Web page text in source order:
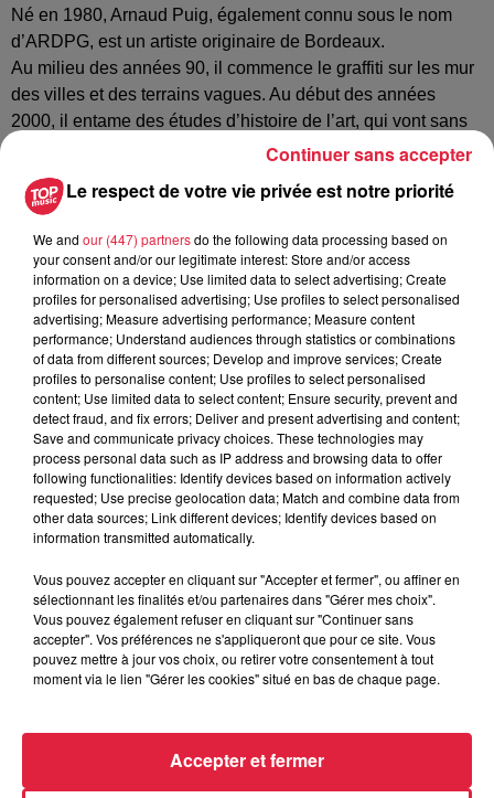
Né en 1980, Arnaud Puig, également connu sous le nom
d’ARDPG, est un artiste originaire de Bordeaux.
Au milieu des années 90, il commence le graffiti sur les mur
des villes et des terrains vagues. Au début des années
2000, il entame des études d’histoire de l’art, qui vont sans
cesse nourrir sa pratique et son amour pour l’art.
Son univers artistique est toujours ancré dans cette histoire
de l’art. ARDPG cherche toujours, avec ses mots et ses
montrer que ce que nous regardons n’est qu’une partie de la
création et c’est à nous de chercher plus loin pour obtenir
des réponses artistiques.
ARDPG expose aujourd’hui dans des galeries et musées en
France et à l’étranger. ARDPG est également connu pour
parodier avec humour les messages de sécurité et de
savoir-vivre affichés par la RATP dans le métro parisien.
Quelques oeuvres de l’exposition
Le respect de votre vie privée est notre priorité
We and our (447) partnersdo the following data processing based on
your consent and/or our legitimate interest: Store and/or access
information on a device; Use limited data to select advertising; Create
profiles for personalised advertising; Use profiles to select personalised
advertising; Measure advertising performance; Measure content
performance; Understand audiences through statistics or combinations
of data from different sources; Develop and improve services; Create
profiles to personalise content; Use profiles to select personalised
content; Use limited data to select content; Ensure security, prevent and
detect fraud, and fix errors; Deliver and present advertising and content;
Save and communicate privacy choices. These technologies may
process personal data such as IP address and browsing data to offer
following functionalities: Identify devices based on information actively
requested; Use precise geolocation data; Match and combine data from
other data sources; Link different devices; Identify devices based on
information transmitted automatically.
Vous pouvez accepter en cliquant sur "Accepter et fermer", ou affiner en
sélectionnant les finalités et/ou partenaires dans "Gérer mes choix".
Vous pouvez également refuser en cliquant sur "Continuer sans
accepter". Vos préférences ne s'appliqueront que pour ce site. Vous
pouvez mettre à jour vos choix, ou retirer votre consentement à tout
moment via le lien "Gérer les cookies" situé en bas de chaque page.
Accepter et fermer
Continuer sans accepter